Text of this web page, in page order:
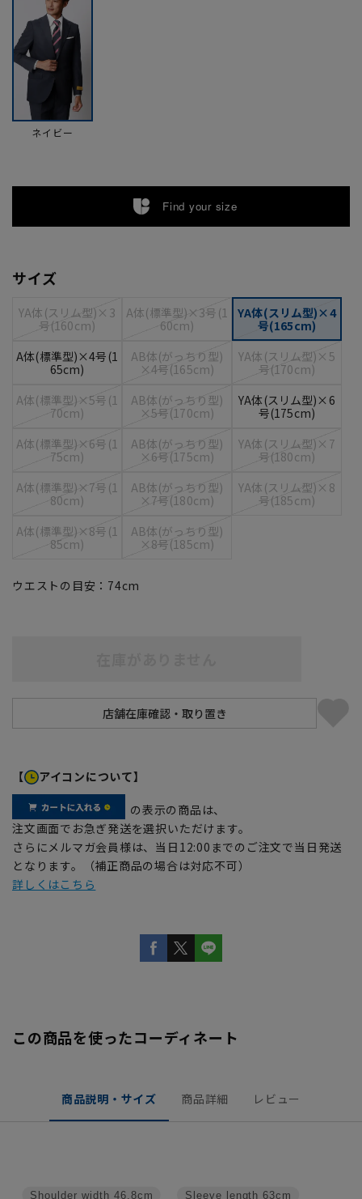
ネイビー
Find your size
サイズ
YA体(スリム型)×3
号(160cm)
A体(標準型)×3号(1
60cm)
YA体(スリム型)×4
号(165cm)
A体(標準型)×4号(1
65cm)
AB体(がっちり型)
×4号(165cm)
YA体(スリム型)×5
号(170cm)
A体(標準型)×5号(1
70cm)
AB体(がっちり型)
×5号(170cm)
YA体(スリム型)×6
号(175cm)
A体(標準型)×6号(1
75cm)
AB体(がっちり型)
×6号(175cm)
YA体(スリム型)×7
号(180cm)
A体(標準型)×7号(1
80cm)
AB体(がっちり型)
×7号(180cm)
YA体(スリム型)×8
号(185cm)
A体(標準型)×8号(1
85cm)
AB体(がっちり型)
×8号(185cm)
ウエストの目安： 74cm
【 アイコンについて】
の表示の商品は、
注文画面でお急ぎ発送を選択いただけます。
さらにメルマガ会員様は、当日12:00までのご注文で当日発送
となります。（補正商品の場合は対応不可）
詳しくはこちら
この商品を使ったコーディネート
商品説明・サイズ 商品詳細 レビュー
Sleeve length 63cm
Shoulder width 46.8cm